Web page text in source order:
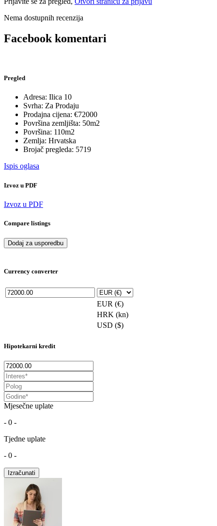
Nema dostupnih recenzija
Facebook komentari
Pregled
Adresa: Ilica 10
Svrha: Za Prodaju
Prodajna cijena: €72000
Površina zemljišta: 50m2
Površina: 110m2
Zemlja: Hrvatska
Brojač pregleda: 5719
Ispis oglasa
Izvoz u PDF
Izvoz u PDF
Compare listings
Dodaj za usporedbu
Currency converter
EUR (€)
HRK (kn)
USD ($)
Hipotekarni kredit
Mjesečne uplate
- 0 -
Tjedne uplate
- 0 -
Izračunati